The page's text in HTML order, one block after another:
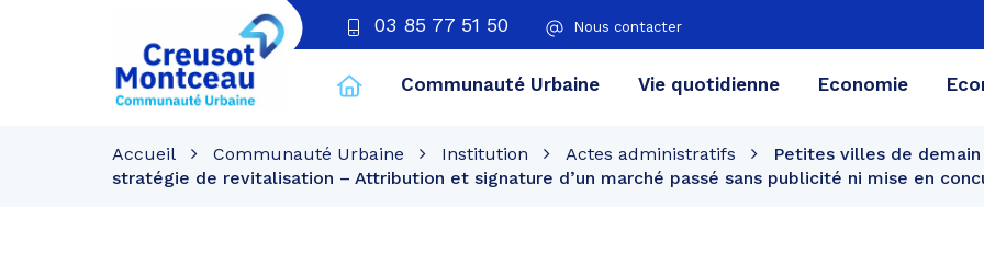
03 85 77 51 50 Nous contacter
Creusot
Montceau
Communauté Urbaine Vie quotidienne Economie
Accueil Communauté Urbaine Institution Actes administratifs
Petites villes de
stratégie de revitalisation – Attribution et signature d’un marché passé sans publicité ni mise en